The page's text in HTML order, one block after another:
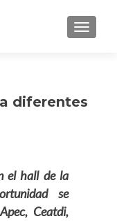
diferentes
el hall de la
se
Ceatdi,